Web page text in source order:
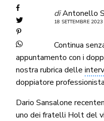
diAntonello
18 SETTEMBRE 2023
Continua
appuntamento con i
nostra rubrica delle
doppiatore professionista
Dario Sansalone
uno dei fratelli Holt del